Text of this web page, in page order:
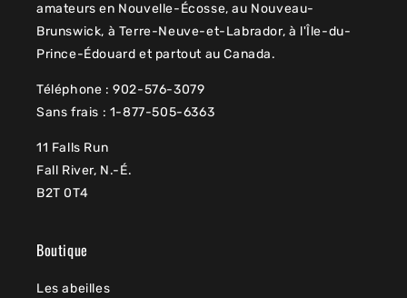
amateurs en Nouvelle-Écosse, au Nouveau-
Brunswick, à Terre-Neuve-et-Labrador, à l'Île-du-
Prince-Édouard et partout au Canada.
Téléphone : 902-576-3079
Sans frais : 1-877-505-6363
11 Falls Run
Fall River, N.-É.
B2T 0T4
Boutique
Les abeilles